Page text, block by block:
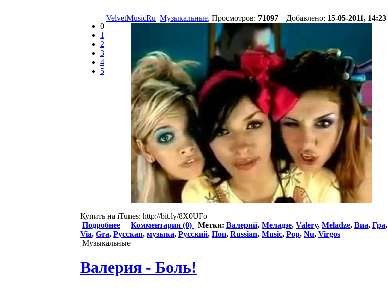
0
1
2
3
4
5
VelvetMusicRu Музыкальные, Просмотров: 71097 Добавлено: 15-05-2011, 14:23
Купить на iTunes: http://bit.ly/8X0UFo
Подробнее
Комментарии (0) Метки: Валерий, Меладзе, Valery, Meladze, Виа, Гра,
Via, Gra, Русская, музыка, Русский, Поп, Russian, Music, Pop, Nu, Virgos
Музыкальные
Валерия - Боль!